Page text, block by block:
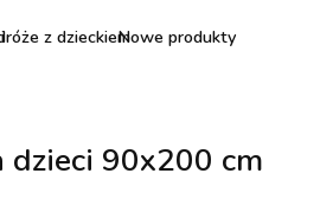
z dzieckiemNowe produkty
dzieci 90x200 cm